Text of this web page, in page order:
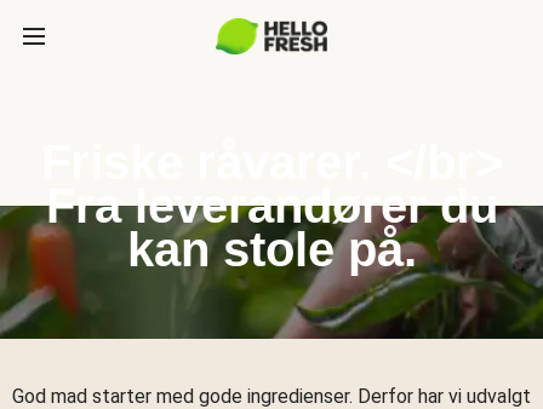
Fra leverandører du
kan stole på.
God mad starter med gode ingredienser. Derfor har vi udvalgt